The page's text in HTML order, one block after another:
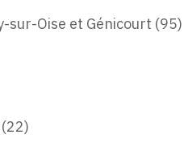
sur-Oise et Génicourt (95)